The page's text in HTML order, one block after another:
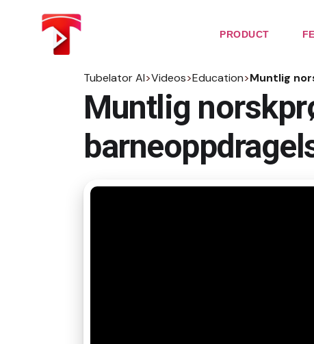
PRODUCT
Tubelator AI>Videos>Education>Muntlig
Muntlig